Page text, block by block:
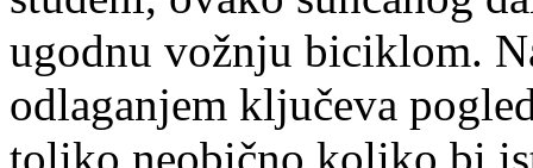
ugodnu vožnju biciklom.
odlaganjem ključeva